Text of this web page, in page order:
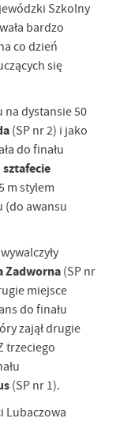
Szkolny
bardzo
co dzień
się
dystansie 50
(SP nr 2) i jako
do finału
sztafecie
m stylem
(do awansu
Zadworna(SP nr
miejsce
do finału
zajął drugie
trzeciego
(SP nr 1).
Lubaczowa